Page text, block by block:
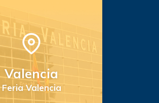
Valencia
Feria Valencia